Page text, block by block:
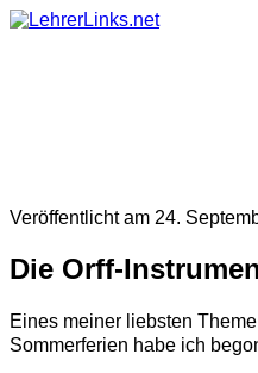
Skip
Veröffentlicht am 24.
Die Orff-
Eines meiner liebsten
Sommerferien habe ich